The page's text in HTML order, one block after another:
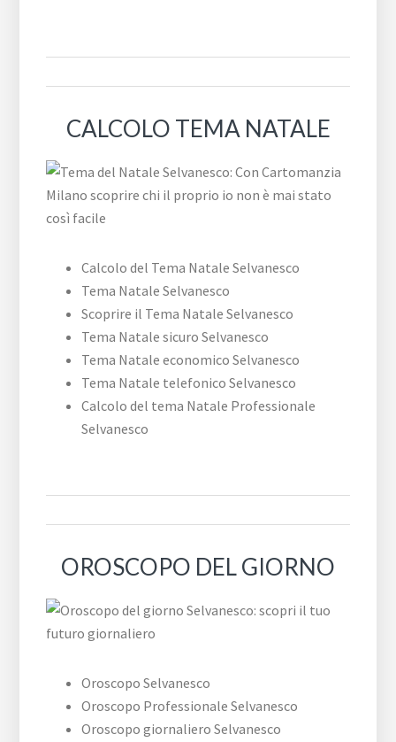
CALCOLO TEMA NATALE
Calcolo del Tema Natale Selvanesco
Tema Natale Selvanesco
Scoprire il Tema Natale Selvanesco
Tema Natale sicuro Selvanesco
Tema Natale economico Selvanesco
Tema Natale telefonico Selvanesco
Calcolo del tema Natale Professionale
Selvanesco
OROSCOPO DEL GIORNO
Oroscopo Selvanesco
Oroscopo Professionale Selvanesco
Oroscopo giornaliero Selvanesco